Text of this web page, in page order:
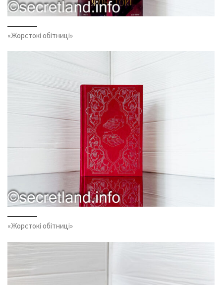
«Жорстокі обітниці»
«Жорстокі обітниці»